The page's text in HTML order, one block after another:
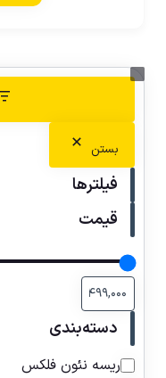
بستن
فیلترها
قیمت
دسته‌بندی
ریسه نئون فلکس